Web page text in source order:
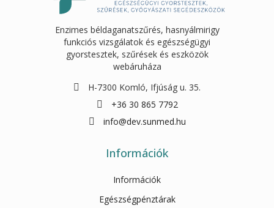
Enzimes béldaganatszűrés, hasnyálmirigy
funkciós vizsgálatok és egészségügyi
gyorstesztek, szűrések és eszközök
webáruháza
H-7300 Komló, Ifjúság u. 35.
+36 30 865 7792
info@dev.sunmed.hu
Információk
Információk
Egészségpénztárak